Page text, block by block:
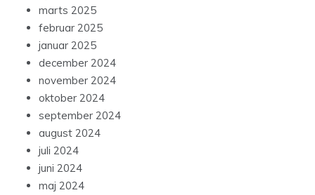
marts 2025
februar 2025
januar 2025
december 2024
november 2024
oktober 2024
september 2024
august 2024
juli 2024
juni 2024
maj 2024